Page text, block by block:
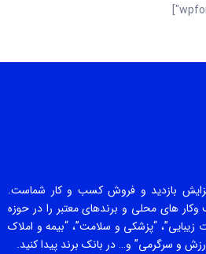
بازدید و فروش کسب و کار شماست.
های محلی و برندهای معتبر را در حوزه
“پزشکی و سلامت”، “بیمه و املاک
و سرگرمی” و… در بانک برند پیدا کنید.